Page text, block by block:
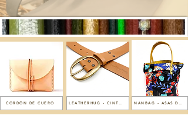
CORDÓN DE CUERO LEATHERHUG - CINTURONES JOYA NANBAG - ASAS DE CUERO